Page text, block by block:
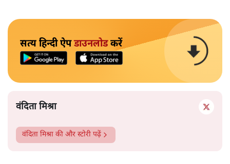
सत्य हिन्दी ऐपडाउनलोडकरें
वंदिता मिश्रा
वंदिता मिश्रा की और स्टोरी पढ़ें